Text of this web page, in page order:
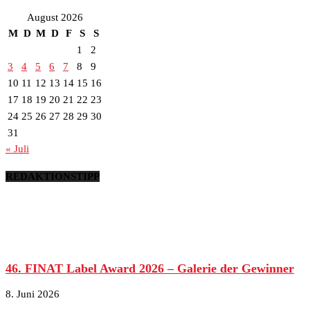
August 2026
M D M D F S
S
1
2
3
4 5 6 7 8
9
10 11 12 13 14 15 16
17 18 19 20 21 22 23
24 25 26 27 28 29 30
31
« Juli
REDAKTIONSTIPP
46. FINAT Label Award 2026 – Galerie der Gewinner
8. Juni 2026